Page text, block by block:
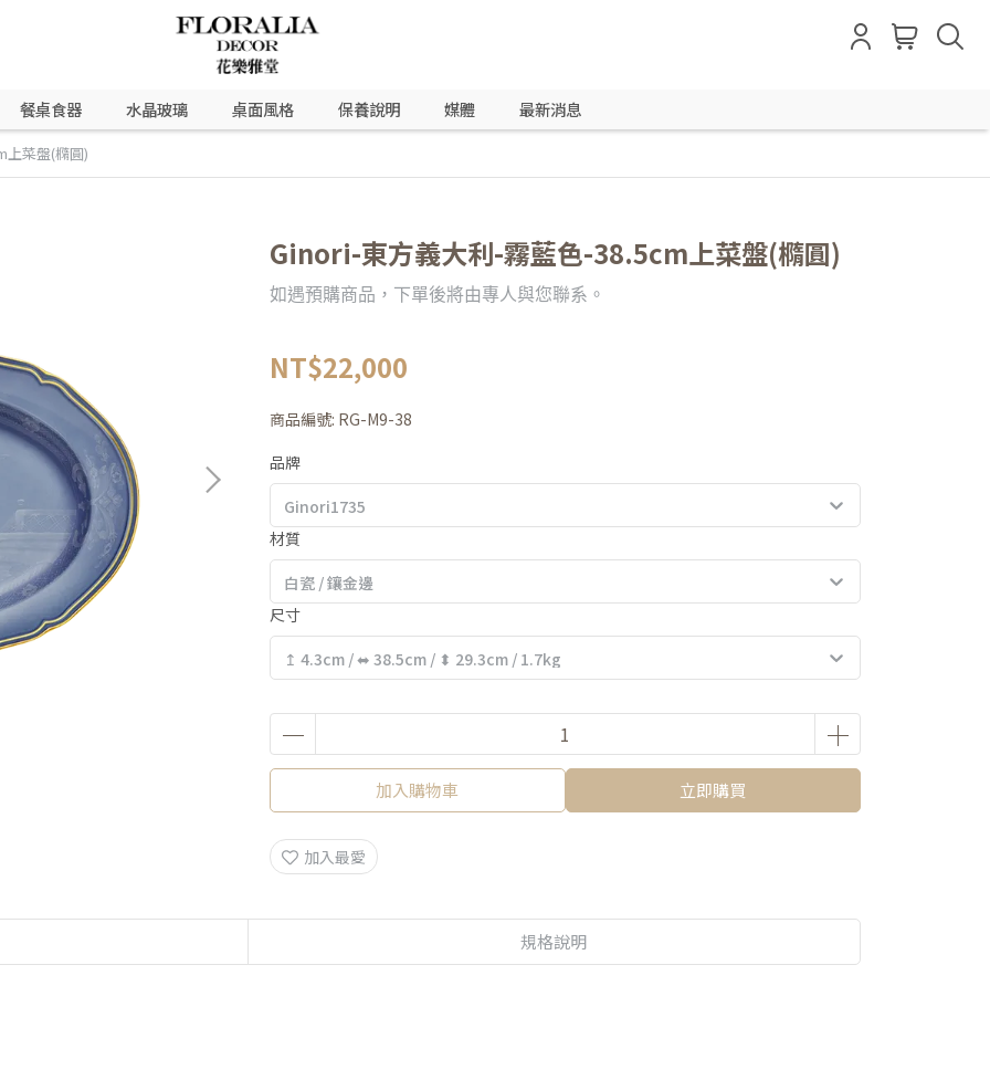
餐桌食器 水晶玻璃 桌面風格 保養說明 媒體 最新消息
上菜盤(橢圓)
Ginori-東方義大利-霧藍色-38.5cm上菜盤(橢圓)
如遇預購商品，下單後將由專人與您聯系。
NT$22,000
商品編號: RG-M9-38
品牌
材質
尺寸
加入購物車 立即購買
加入最愛
規格說明